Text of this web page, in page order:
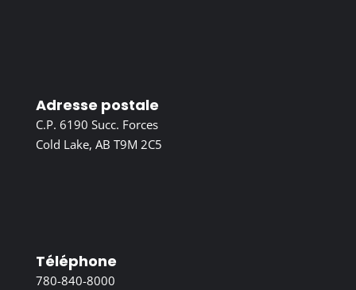
Adresse postale
C.P. 6190 Succ. Forces
Cold Lake, AB T9M 2C5
Téléphone
780-840-8000